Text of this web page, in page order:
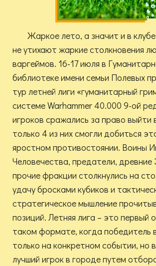
Жаркое лето, а значит и в
не утихают жаркие столкновения
варгеймов. 16-17 июля в
библиотеке имени семьи Полевых
тур летней лиги «гуманитарный
системе Warhammer 40.000 9-ой
игроков сражались за право выйти
только 4 из них смогли добиться
яростном противостоянии. Воины
Человечества, предатели, древние
прочие фракции столкнулись на
удачу бросками кубиков и
стратегическое мышление
позиций. Летняя лига – это первый
таком формате, когда победитель
только на конкретном событии, но
лучший игрок в городе путем